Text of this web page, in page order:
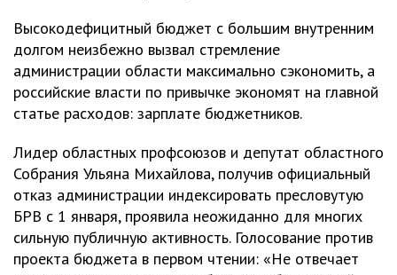
Высокодефицитный бюджет с большим внутренним
долгом неизбежно вызвал стремление
администрации области максимально сэкономить, а
российские власти по привычке экономят на главной
статье расходов: зарплате бюджетников.
Лидер областных профсоюзов и депутат областного
Собрания Ульяна Михайлова, получив официальный
отказ администрации индексировать пресловутую
БРВ с 1 января, проявила неожиданно для многих
сильную публичную активность. Голосование против
проекта бюджета в первом чтении: «Не отвечает